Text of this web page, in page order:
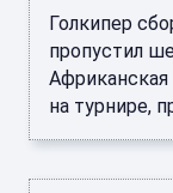
Голкипер
пропустил
на турнире,